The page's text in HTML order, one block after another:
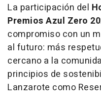
La participación del
Premios Azul Zero
compromiso con un
al futuro: más
cercano a la
principios de
Lanzarote como